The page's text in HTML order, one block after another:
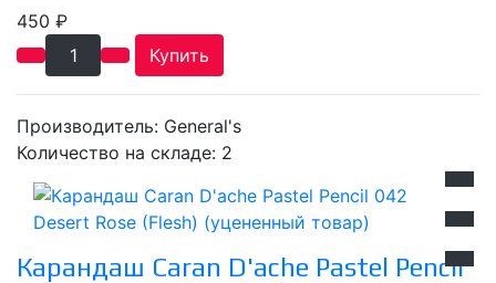
450 ₽
Купить
Производитель: General's
Количество на складе: 2
Карандаш Caran D'ache Pastel Pencil